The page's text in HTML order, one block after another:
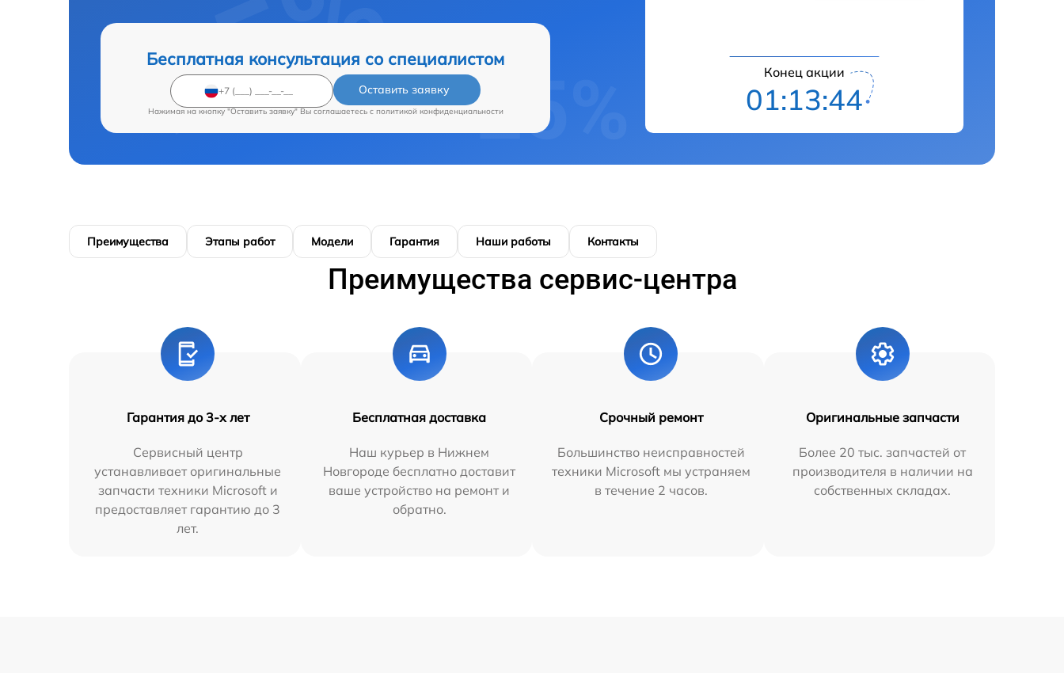
Бесплатная консультация со специалистом
Оставить заявку
Нажимая на кнопку "Оставить заявку" Вы соглашаетесь c политикой конфиденциальности
Конец акции
01:13:43
Преимущества Этапы работ Модели Гарантия Наши работы Контакты
Преимущества сервис-центра
Гарантия до 3-х лет
Сервисный центр
устанавливает оригинальные
запчасти техники Microsoft и
предоставляет гарантию до 3
лет.
Бесплатная доставка
Наш курьер в Нижнем
Новгороде бесплатно доставит
ваше устройство на ремонт и
обратно.
Срочный ремонт
Большинство неисправностей
техники Microsoft мы устраняем
в течение 2 часов.
Оригинальные запчасти
Более 20 тыс. запчастей от
производителя в наличии на
собственных складах.